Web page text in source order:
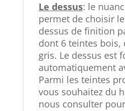
Le dessus: le
permet de choisir
dessus de finition
dont 6 teintes bois,
gris. Le dessus est
automatiquement
Parmi les teintes
vous souhaitez du
nous consulter